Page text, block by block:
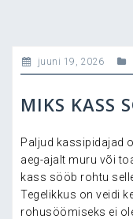
juuni 19, 2026
MIKS KASS
Paljud kassipidajad
aeg-ajalt muru või
kass sööb rohtu
Tegelikkus on veidi
rohusöömiseks ei